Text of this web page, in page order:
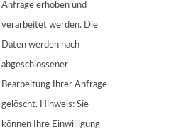
Anfrage erhoben und
verarbeitet werden. Die
Daten werden nach
abgeschlossener
Bearbeitung Ihrer Anfrage
gelöscht. Hinweis: Sie
können Ihre Einwilligung